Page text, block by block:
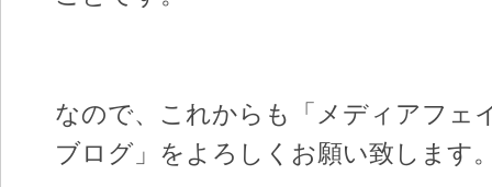
なので、これからも「メディアフェ
ブログ」をよろしくお願い致します